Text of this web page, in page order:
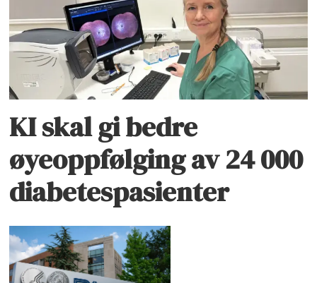
KI skal gi bedre
øyeoppfølging av 24 000
diabetespasienter